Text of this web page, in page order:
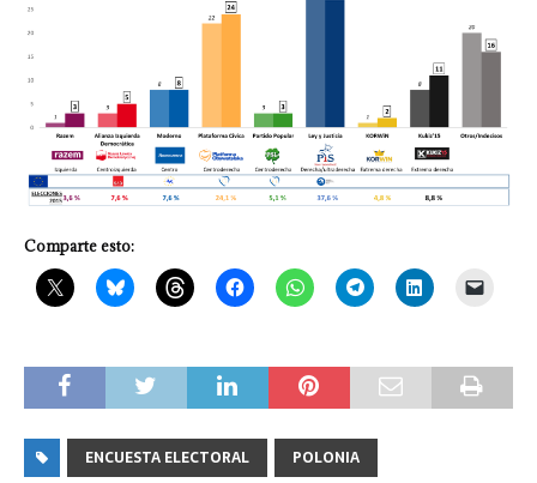
Comparte esto:
ENCUESTA ELECTORAL POLONIA